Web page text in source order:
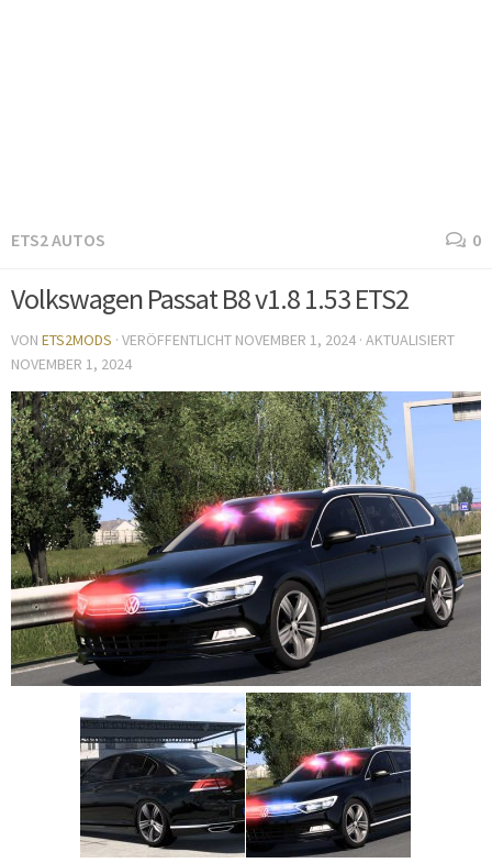
ETS2 AUTOS 0
Volkswagen Passat B8 v1.8 1.53 ETS2
VON ETS2MODS · VERÖFFENTLICHT NOVEMBER 1, 2024 · AKTUALISIERT
NOVEMBER 1, 2024